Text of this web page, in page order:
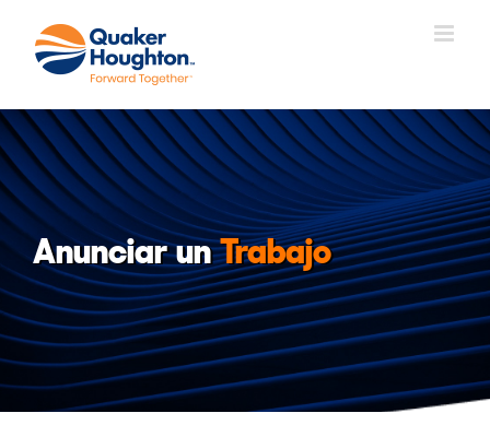
contenido
Anunciar unTrabajo